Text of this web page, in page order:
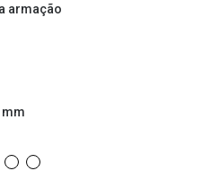
armação
mm